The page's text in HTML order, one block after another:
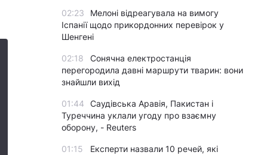
02:23
Мелоні відреагувала на вимогу
Іспанії щодо прикордонних перевірок у
Шенгені
02:18
Сонячна електростанція
перегородила давні маршрути тварин: вони
знайшли вихід
01:44
Саудівська Аравія, Пакистан і
Туреччина уклали угоду про взаємну
оборону, - Reuters
01:15
Експерти назвали 10 речей, які